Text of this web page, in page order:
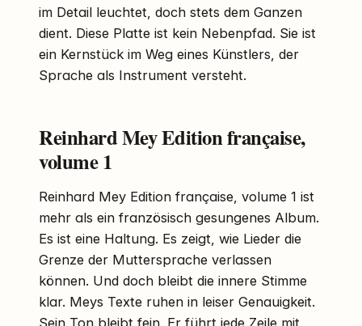
im Detail leuchtet, doch stets dem Ganzen
dient. Diese Platte ist kein Nebenpfad. Sie ist
ein Kernstück im Weg eines Künstlers, der
Sprache als Instrument versteht.
Reinhard Mey Edition française,
volume 1
Reinhard Mey Edition française, volume 1 ist
mehr als ein französisch gesungenes Album.
Es ist eine Haltung. Es zeigt, wie Lieder die
Grenze der Muttersprache verlassen
können. Und doch bleibt die innere Stimme
klar. Meys Texte ruhen in leiser Genauigkeit.
Sein Ton bleibt fein. Er führt jede Zeile mit